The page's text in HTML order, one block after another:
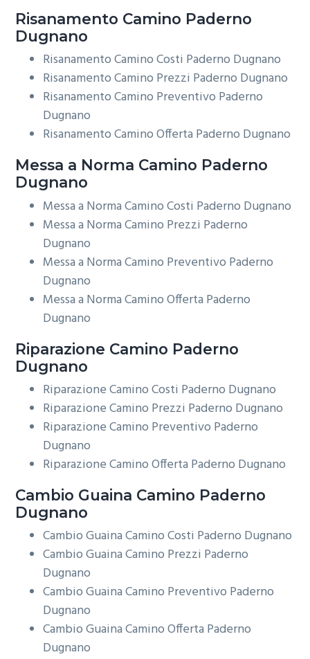
Risanamento Camino Paderno
Dugnano
Risanamento Camino Costi Paderno Dugnano
Risanamento Camino Prezzi Paderno Dugnano
Risanamento Camino Preventivo Paderno
Dugnano
Risanamento Camino Offerta Paderno Dugnano
Messa a Norma Camino Paderno
Dugnano
Messa a Norma Camino Costi Paderno Dugnano
Messa a Norma Camino Prezzi Paderno
Dugnano
Messa a Norma Camino Preventivo Paderno
Dugnano
Messa a Norma Camino Offerta Paderno
Dugnano
Riparazione Camino Paderno
Dugnano
Riparazione Camino Costi Paderno Dugnano
Riparazione Camino Prezzi Paderno Dugnano
Riparazione Camino Preventivo Paderno
Dugnano
Riparazione Camino Offerta Paderno Dugnano
Cambio Guaina Camino Paderno
Dugnano
Cambio Guaina Camino Costi Paderno Dugnano
Cambio Guaina Camino Prezzi Paderno
Dugnano
Cambio Guaina Camino Preventivo Paderno
Dugnano
Cambio Guaina Camino Offerta Paderno
Dugnano